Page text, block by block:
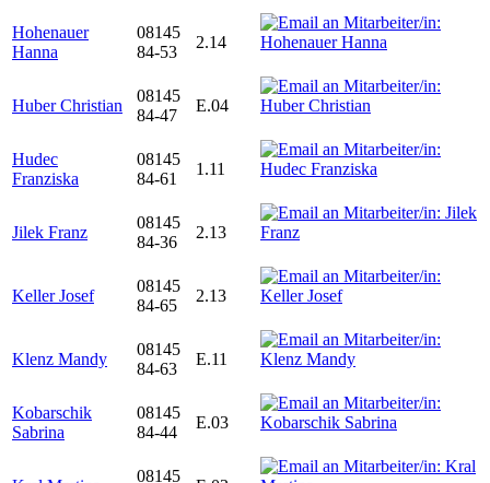
Hohenauer
Hanna
08145
84-53
2.14
Huber Christian
08145
84-47
E.04
Hudec
Franziska
08145
84-61
1.11
Jilek Franz
08145
84-36
2.13
Keller Josef
08145
84-65
2.13
Klenz Mandy
08145
84-63
E.11
Kobarschik
Sabrina
08145
84-44
E.03
08145